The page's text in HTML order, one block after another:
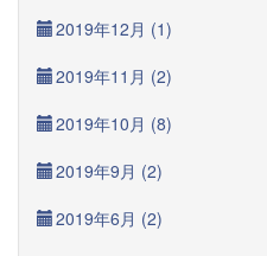
2019年12月 (1)
2019年11月 (2)
2019年10月 (8)
2019年9月 (2)
2019年6月 (2)